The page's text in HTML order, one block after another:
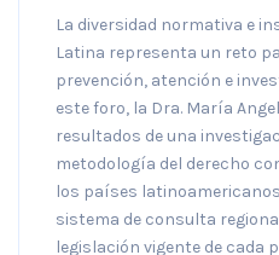
La diversidad normativa e
Latina representa un reto
prevención, atención e
este foro, la Dra. María
resultados de una
metodología del derecho
los países
sistema de consulta
legislación vigente de cada